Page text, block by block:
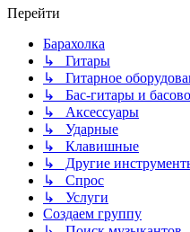
Перейти
Барахолка
↳ Гитары
↳ Гитарное
↳ Бас-гитары и
↳ Аксессуары
↳ Ударные
↳ Клавишные
↳ Другие
↳ Спрос
↳ Услуги
Создаем группу